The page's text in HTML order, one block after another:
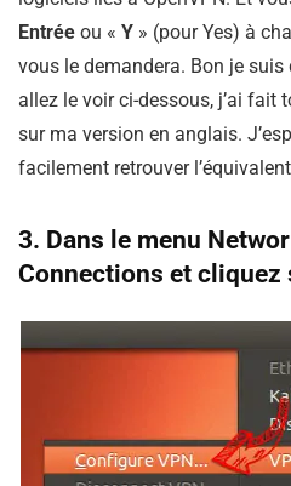
Entrée ou « Y » (pour Yes) à
vous le demandera. Bon je
allez le voir ci-dessous, j’ai fait
sur ma version en anglais.
facilement retrouver
3. Dans le menu
Connections et